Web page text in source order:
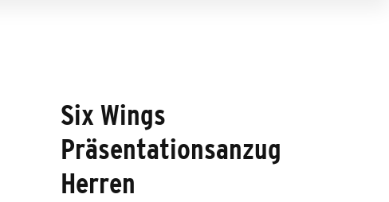
Six Wings
Präsentationsanzug
Herren